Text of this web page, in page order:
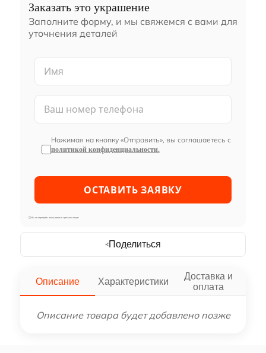
Заказать это украшение
Заполните форму, и мы свяжемся с вами для
уточнения деталей
Нажимая на кнопку «Отправить», вы соглашаетесь с
политикой конфиденциальности.
Мы не передаём ваши данные третьим лицам
Поделиться
Описание Характеристики
Доставка и
оплата
Описание товара будет добавлено позже